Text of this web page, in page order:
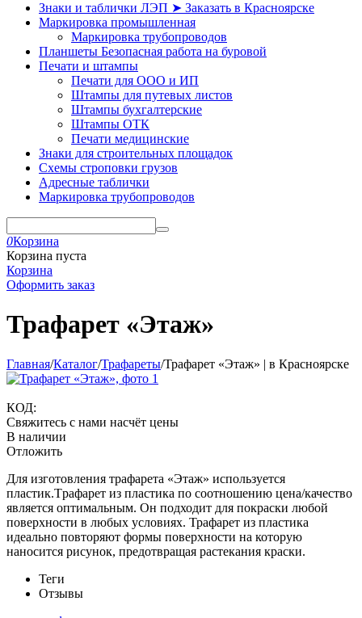
Знаки и таблички ЛЭП ➤ Заказать в Красноярске
Маркировка промышленная
Маркировка трубопроводов
Планшеты Безопасная работа на буровой
Печати и штампы
Печати для ООО и ИП
Штампы для путевых листов
Штампы бухгалтерские
Штампы ОТК
Печати медицинские
Знаки для строительных площадок
Схемы строповки грузов
Адресные таблички
Маркировка трубопроводов
0Корзина
Корзина пуста
Корзина
Оформить заказ
Трафарет «Этаж»
Главная/Каталог/Трафареты/Трафарет «Этаж» | в Красноярске
КОД:
Свяжитесь с нами насчёт цены
В наличии
Отложить
Для изготовления трафарета «Этаж» используется
пластик.Tрафарет из пластика по соотношению цена/качество
является оптимальным. Он подходит для покраски любой
поверхности в любых условиях. Трафарет из пластика
идеально повторяют формы поверхности на которую
наносится рисунок, предотвращая растекания краски.
Теги
Отзывы